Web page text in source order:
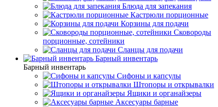
Блюда для запекания
Кастрюли порционные
Корзины для подачи
Сковороды
порционные, сотейники
Сланцы для подачи
Барный инвентарь
Барный инвентарь
Сифоны и капсулы
Штопоры и открывалки
Ящики и органайзеры
Аксесуары барные